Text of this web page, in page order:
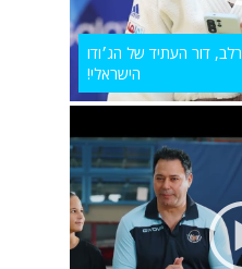
דור העתיד של הג׳ודו
הישראלי!